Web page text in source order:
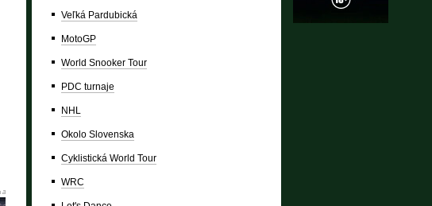
Veľká Pardubická
MotoGP
World Snooker Tour
PDC turnaje
NHL
Okolo Slovenska
Cyklistická World Tour
WRC